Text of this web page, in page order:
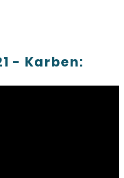
- Karben: